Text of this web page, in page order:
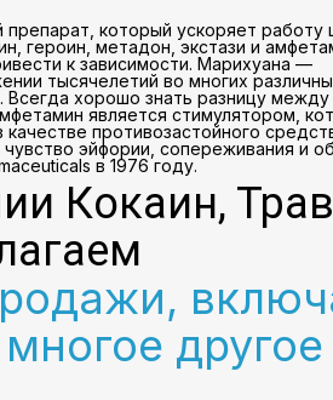
который ускоряет работу
героин, метадон, экстази и
к зависимости. Марихуана —
тысячелетий во многих
хорошо знать разницу
является стимулятором,
противозастойного
эйфории, сопереживания и
в 1976 году.
Кокаин,
другое